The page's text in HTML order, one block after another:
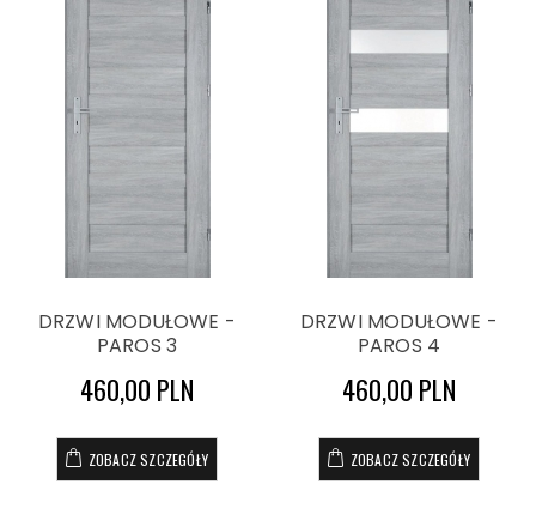
DRZWI MODUŁOWE -
PAROS 3
460,00 PLN
ZOBACZ SZCZEGÓŁY
DRZWI MODUŁOWE -
PAROS 4
460,00 PLN
ZOBACZ SZCZEGÓŁY